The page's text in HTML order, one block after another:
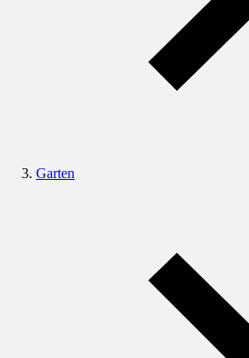
Garten